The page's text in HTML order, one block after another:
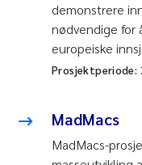
demonstrere
nødvendige for
europeiske
Prosjektperiode:
MadMacs
MadMacs-